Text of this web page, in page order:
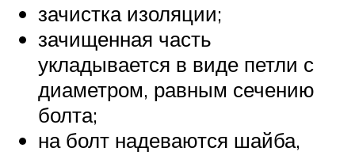
зачистка изоляции;
зачищенная часть
укладывается в виде петли с
диаметром, равным сечению
болта;
на болт надеваются шайба,